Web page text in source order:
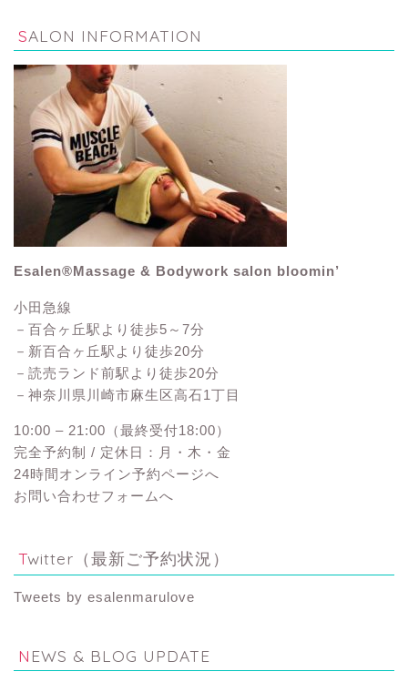
SALON INFORMATION
Esalen®Massage & Bodywork salon bloomin’
小田急線
－百合ヶ丘駅より徒歩5～7分
－新百合ヶ丘駅より徒歩20分
－読売ランド前駅より徒歩20分
－神奈川県川崎市麻生区高石1丁目
10:00 – 21:00（最終受付18:00）
完全予約制 / 定休日：月・木・金
24時間オンライン予約ページへ
お問い合わせフォームへ
Twitter（最新ご予約状況）
Tweets by esalenmarulove
NEWS & BLOG UPDATE